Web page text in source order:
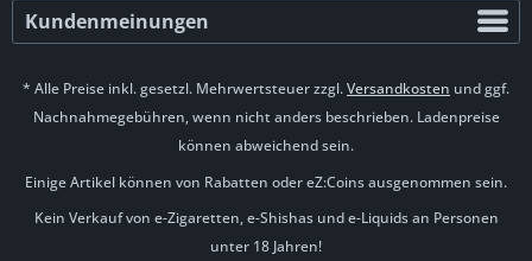
Kundenmeinungen
* Alle Preise inkl. gesetzl. Mehrwertsteuer zzgl.Versandkosten und ggf.
Nachnahmegebühren, wenn nicht anders beschrieben. Ladenpreise
können abweichend sein.
Einige Artikel können von Rabatten oder eZ:Coins ausgenommen sein.
Kein Verkauf von e-Zigaretten, e-Shishas und e-Liquids an Personen
unter 18 Jahren!